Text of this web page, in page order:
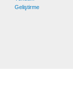
Geliştirme